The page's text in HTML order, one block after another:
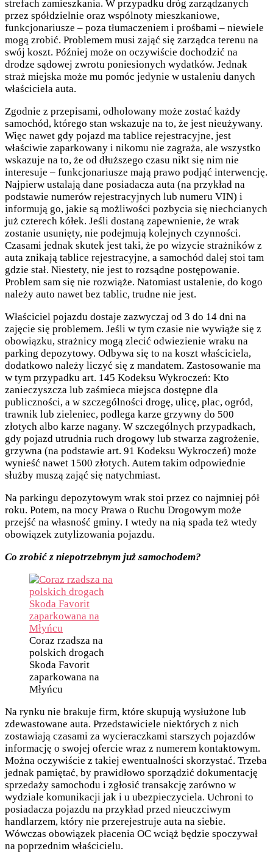
strefach zamieszkania. W przypadku dróg zarządzanych
przez spółdzielnie oraz wspólnoty mieszkaniowe,
funkcjonariusze – poza tłumaczeniem i prośbami – niewiele
mogą zrobić. Problemem musi zająć się zarządca terenu na
swój koszt. Później może on oczywiście dochodzić na
drodze sądowej zwrotu poniesionych wydatków. Jednak
straż miejska może mu pomóc jedynie w ustaleniu danych
właściciela auta.
Zgodnie z przepisami, odholowany może zostać każdy
samochód, którego stan wskazuje na to, że jest nieużywany.
Więc nawet gdy pojazd ma tablice rejestracyjne, jest
właściwie zaparkowany i nikomu nie zagraża, ale wszystko
wskazuje na to, że od dłuższego czasu nikt się nim nie
interesuje – funkcjonariusze mają prawo podjąć interwencję.
Najpierw ustalają dane posiadacza auta (na przykład na
podstawie numerów rejestracyjnych lub numeru VIN) i
informują go, jakie są możliwości pozbycia się niechcianych
już czterech kółek. Jeśli dostaną zapewnienie, że wrak
zostanie usunięty, nie podejmują kolejnych czynności.
Czasami jednak skutek jest taki, że po wizycie strażników z
auta znikają tablice rejestracyjne, a samochód dalej stoi tam
gdzie stał. Niestety, nie jest to rozsądne postępowanie.
Problem sam się nie rozwiąże. Natomiast ustalenie, do kogo
należy auto nawet bez tablic, trudne nie jest.
Właściciel pojazdu dostaje zazwyczaj od 3 do 14 dni na
zajęcie się problemem. Jeśli w tym czasie nie wywiąże się z
obowiązku, strażnicy mogą zlecić odwiezienie wraku na
parking depozytowy. Odbywa się to na koszt właściciela,
dodatkowo należy liczyć się z mandatem. Zastosowanie ma
w tym przypadku art. 145 Kodeksu Wykroczeń: Kto
zanieczyszcza lub zaśmieca miejsca dostępne dla
publiczności, a w szczególności drogę, ulicę, plac, ogród,
trawnik lub zieleniec, podlega karze grzywny do 500
złotych albo karze nagany. W szczególnych przypadkach,
gdy pojazd utrudnia ruch drogowy lub stwarza zagrożenie,
grzywna (na podstawie art. 91 Kodeksu Wykroczeń) może
wynieść nawet 1500 złotych. Autem takim odpowiednie
służby muszą zająć się natychmiast.
Na parkingu depozytowym wrak stoi przez co najmniej pół
roku. Potem, na mocy Prawa o Ruchu Drogowym może
przejść na własność gminy. I wtedy na nią spada też wtedy
obowiązek zutylizowania pojazdu.
Co zrobić z niepotrzebnym już samochodem?
Coraz rzadsza na
polskich drogach
Skoda Favorit
zaparkowana na
Młyńcu
Na rynku nie brakuje firm, które skupują wysłużone lub
zdewastowane auta. Przedstawiciele niektórych z nich
zostawiają czasami za wycieraczkami starszych pojazdów
informację o swojej ofercie wraz z numerem kontaktowym.
Można oczywiście z takiej ewentualności skorzystać. Trzeba
jednak pamiętać, by prawidłowo sporządzić dokumentację
sprzedaży samochodu i zgłosić transakcję zarówno w
wydziale komunikacji jak i u ubezpieczyciela. Uchroni to
posiadacza pojazdu na przykład przed nieuczciwym
handlarzem, który nie przerejestruje auta na siebie.
Wówczas obowiązek płacenia OC wciąż będzie spoczywał
na poprzednim właścicielu.